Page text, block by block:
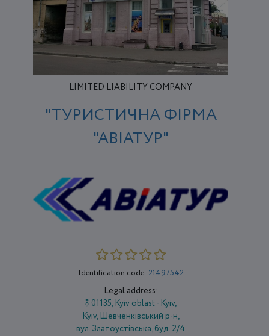
LIMITED LIABILITY COMPANY
"ТУРИСТИЧНА ФІРМА
"АВІАТУР"
Identification code: 21497542
Legal address:
01135, Kyiv oblast - Kyiv,
Kyiv, Шевченківський р-н,
вул. Златоустівська, буд. 2/4